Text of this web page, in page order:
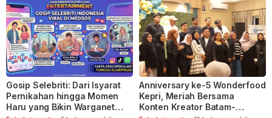
Gosip Selebriti: Dari Isyarat
Pernikahan hingga Momen
Haru yang Bikin Warganet
Anniversary ke-5 Wonderfood
Kepri, Meriah Bersama
Konten Kreator Batam-